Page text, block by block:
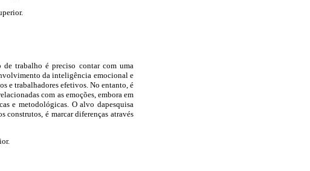
de trabalho é preciso contar com uma
da inteligência emocional e
e trabalhadores efetivos. No entanto, é
com as emoções, embora em
e metodológicas. O alvo dapesquisa
construtos, é marcar diferenças através